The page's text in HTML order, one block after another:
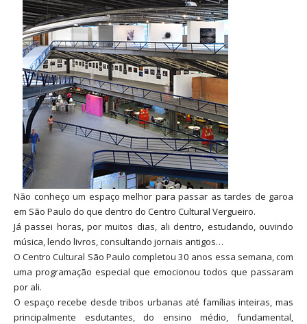
Não conheço um espaço melhor para passar as tardes de garoa
em São Paulo do que dentro do Centro Cultural Vergueiro.
Já passei horas, por muitos dias, ali dentro, estudando, ouvindo
música, lendo livros, consultando jornais antigos…
O Centro Cultural São Paulo completou 30 anos essa semana, com
uma programação especial que emocionou todos que passaram
por ali.
O espaço recebe desde tribos urbanas até famílias inteiras, mas
principalmente esdutantes, do ensino médio, fundamental,